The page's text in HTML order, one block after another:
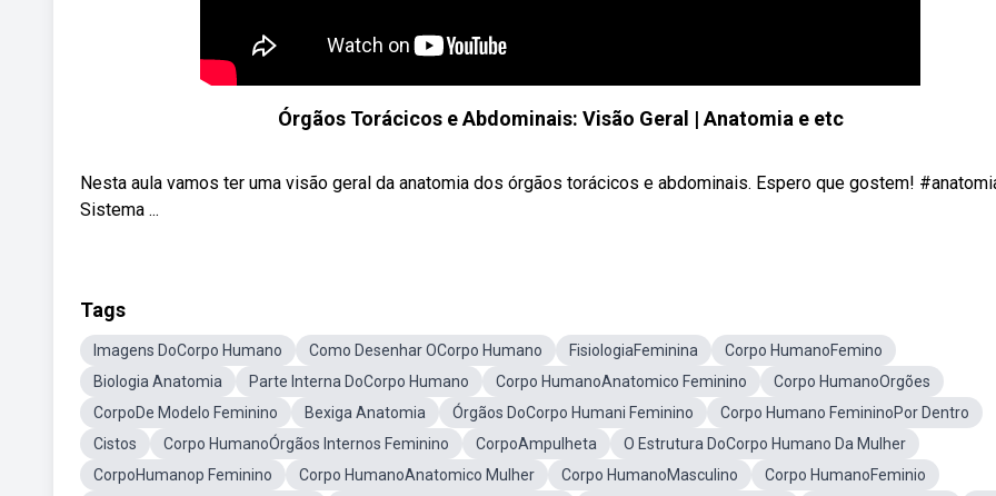
Órgãos Torácicos e Abdominais: Visão Geral | Anatomia e etc
Nesta aula vamos ter uma visão geral da anatomia dos órgãos torácicos e abdominais. Espero que gostem!
Sistema ...
Tags
Imagens DoCorpo Humano Como Desenhar OCorpo Humano FisiologiaFeminina
Corpo HumanoFemino
Biologia Anatomia
Parte Interna DoCorpo Humano Corpo HumanoAnatomico Feminino
Corpo HumanoOrgões
CorpoDe Modelo Feminino
Bexiga Anatomia Órgãos DoCorpo Humani Feminino
Corpo Humano FemininoPor Dentro
Cistos
Corpo HumanoÓrgãos Internos Feminino CorpoAmpulheta
O Estrutura DoCorpo Humano Da Mulher
CorpoHumanop Feminino
Corpo HumanoAnatomico Mulher Corpo HumanoMasculino
Corpo HumanoFeminio